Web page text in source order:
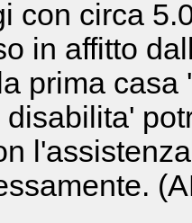
con circa
in affitto
prima